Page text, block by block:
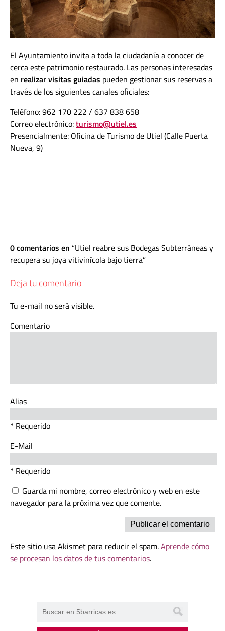
El Ayuntamiento invita a toda la ciudadanía a conocer de
cerca este patrimonio restaurado. Las personas interesadas
en realizar visitas guiadas pueden gestionar sus reservas a
través de los siguientes canales oficiales:
Teléfono: 962 170 222 / 637 838 658
Correo electrónico:turismo@utiel.es
Presencialmente: Oficina de Turismo de Utiel (Calle Puerta
Nueva, 9)
0 comentarios en Utiel reabre sus Bodegas Subterráneas y
recupera su joya vitivinícola bajo tierra
Deja tu comentario
Tu e-mail no será visible.
Comentario
Alias
* Requerido
E-Mail
* Requerido
Guarda mi nombre, correo electrónico y web en este
navegador para la próxima vez que comente.
Este sitio usa Akismet para reducir el spam.Aprende cómo
se procesan los datos de tus comentarios.